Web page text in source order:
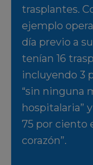
trasplantes.
ejemplo
día previo a
tenían 16
incluyendo 3
“sin ninguna
hospitalaria”
75 por ciento
corazón”.